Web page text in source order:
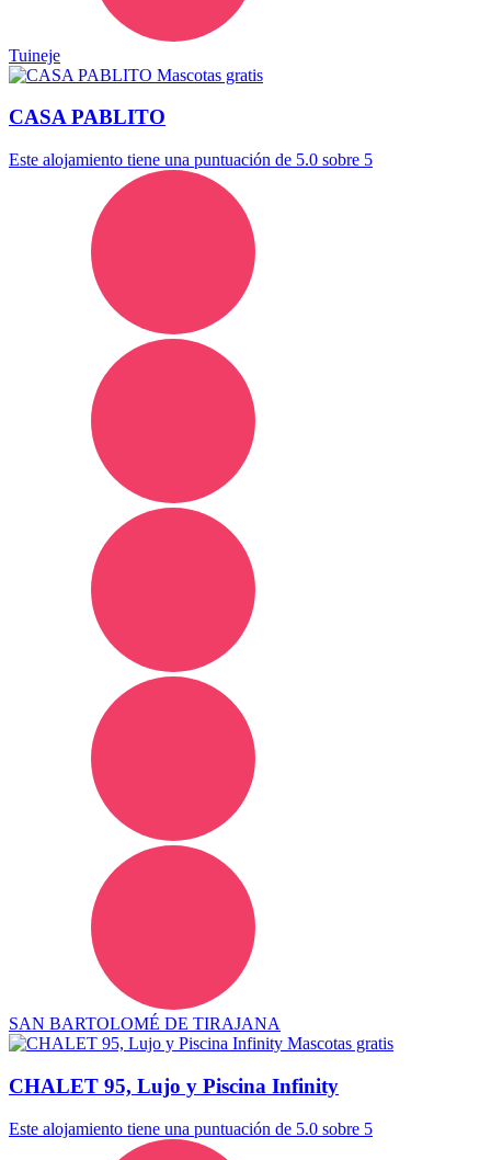
Tuineje
Mascotas gratis
CASA PABLITO
Este alojamiento tiene una puntuación de 5.0 sobre 5
SAN BARTOLOMÉ DE TIRAJANA
Mascotas gratis
CHALET 95, Lujo y Piscina Infinity
Este alojamiento tiene una puntuación de 5.0 sobre 5